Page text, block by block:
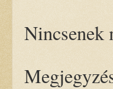
Nincsenek